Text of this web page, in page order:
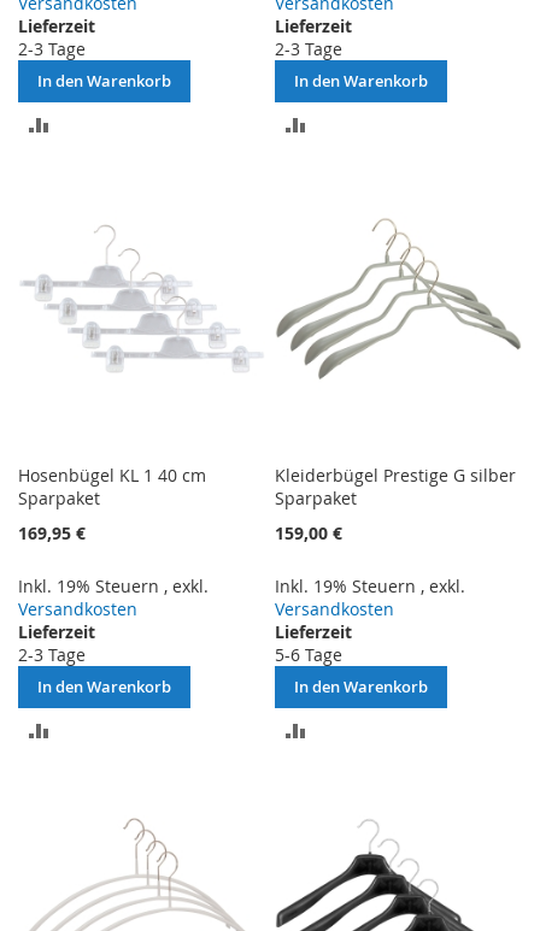
Lieferzeit
2-3 Tage
In den Warenkorb
Lieferzeit
2-3 Tage
In den Warenkorb
Hosenbügel KL 1 40 cm
Sparpaket
169,95 €
Inkl. 19% Steuern , exkl.
Versandkosten
Lieferzeit
2-3 Tage
In den Warenkorb
HINZUFÜGEN
Kleiderbügel Prestige G silber
Sparpaket
159,00 €
Inkl. 19% Steuern ,exkl.
Versandkosten
Lieferzeit
5-6 Tage
In den Warenkorb